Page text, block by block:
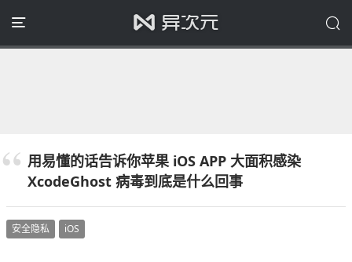
用易懂的话告诉你苹果 iOS APP 大面积感染
XcodeGhost 病毒到底是什么回事
安全隐私 iOS